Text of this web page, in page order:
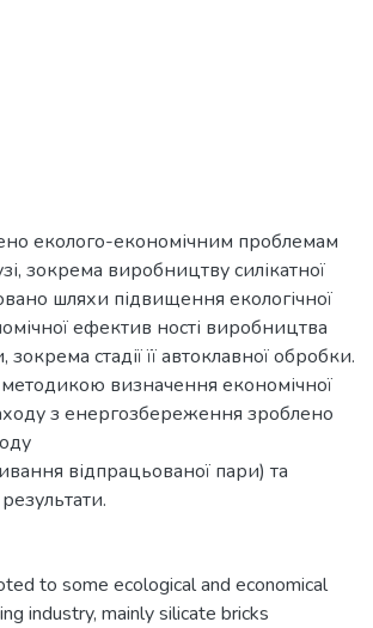
еколого-економічним проблемам
зокрема виробництву силікатної
шляхи підвищення екологічної
ефектив­ ності виробництва
зокрема стадії її автоклавної обробки.
визначення економічної
з енергозбереження зроблено
відпрацьованої пари) та
to some ecological and economical
industry, mainly silicate bricks